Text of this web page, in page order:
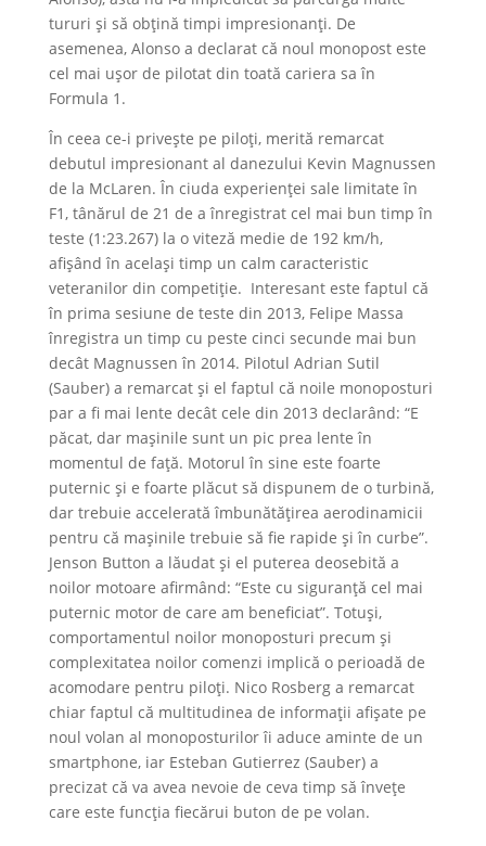
tururi și să obțină timpi impresionanți. De
asemenea, Alonso a declarat că noul monopost este
cel mai ușor de pilotat din toată cariera sa în
Formula 1.
În ceea ce-i privește pe piloți, merită remarcat
debutul impresionant al danezului Kevin Magnussen
de la McLaren. În ciuda experienței sale limitate în
F1, tânărul de 21 de a înregistrat cel mai bun timp în
teste (1:23.267) la o viteză medie de 192 km/h,
afișând în același timp un calm caracteristic
veteranilor din competiție. Interesant este faptul că
în prima sesiune de teste din 2013, Felipe Massa
înregistra un timp cu peste cinci secunde mai bun
decât Magnussen în 2014. Pilotul Adrian Sutil
(Sauber) a remarcat și el faptul că noile monoposturi
par a fi mai lente decât cele din 2013 declarând: “E
păcat, dar mașinile sunt un pic prea lente în
momentul de față. Motorul în sine este foarte
puternic și e foarte plăcut să dispunem de o turbină,
dar trebuie accelerată îmbunătățirea aerodinamicii
pentru că mașinile trebuie să fie rapide și în curbe”.
Jenson Button a lăudat și el puterea deosebită a
noilor motoare afirmând: “Este cu siguranță cel mai
puternic motor de care am beneficiat”. Totuși,
comportamentul noilor monoposturi precum și
complexitatea noilor comenzi implică o perioadă de
acomodare pentru piloți. Nico Rosberg a remarcat
chiar faptul că multitudinea de informații afișate pe
noul volan al monoposturilor îi aduce aminte de un
smartphone, iar Esteban Gutierrez (Sauber) a
precizat că va avea nevoie de ceva timp să învețe
care este funcția fiecărui buton de pe volan.